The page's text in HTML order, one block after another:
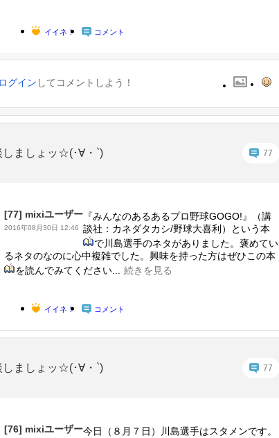
イイネ！ コメント
グイン してコメントしよう！
しましょッ☆(･∀・`) 77
[77] mixiユーザー
2016年08月30日 12:46
『みんなのあるあるプロ野球GOGO!』（講
談社：カネダタカシ/野球大喜利）という本
で川島選手のネタがありました。褒めてい
るネタのなのに心中複雑でした。興味を持った方はぜひこの本
を読んでみてください...
続きを見る
イイネ！ コメント
しましょッ☆(･∀・`) 77
[76] mixiユーザー今日（８月７日）川島選手はスタメンです。